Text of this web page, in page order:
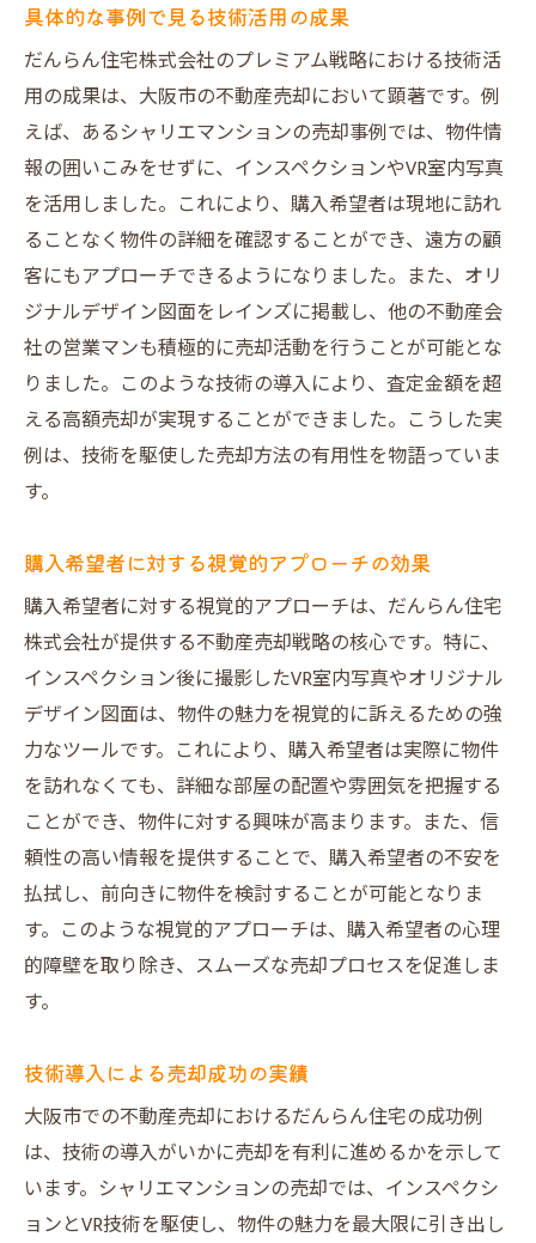
具体的な事例で見る技術活用の成果
だんらん住宅株式会社のプレミアム戦略における技術活
用の成果は、大阪市の不動産売却において顕著です。例
えば、あるシャリエマンションの売却事例では、物件情
報の囲いこみをせずに、インスペクションやVR室内写真
を活用しました。これにより、購入希望者は現地に訪れ
ることなく物件の詳細を確認することができ、遠方の顧
客にもアプローチできるようになりました。また、オリ
ジナルデザイン図面をレインズに掲載し、他の不動産会
社の営業マンも積極的に売却活動を行うことが可能とな
りました。このような技術の導入により、査定金額を超
える高額売却が実現することができました。こうした実
例は、技術を駆使した売却方法の有用性を物語っていま
す。
購入希望者に対する視覚的アプローチの効果
購入希望者に対する視覚的アプローチは、だんらん住宅
株式会社が提供する不動産売却戦略の核心です。特に、
インスペクション後に撮影したVR室内写真やオリジナル
デザイン図面は、物件の魅力を視覚的に訴えるための強
力なツールです。これにより、購入希望者は実際に物件
を訪れなくても、詳細な部屋の配置や雰囲気を把握する
ことができ、物件に対する興味が高まります。また、信
頼性の高い情報を提供することで、購入希望者の不安を
払拭し、前向きに物件を検討することが可能となりま
す。このような視覚的アプローチは、購入希望者の心理
的障壁を取り除き、スムーズな売却プロセスを促進しま
す。
技術導入による売却成功の実績
大阪市での不動産売却におけるだんらん住宅の成功例
は、技術の導入がいかに売却を有利に進めるかを示して
います。シャリエマンションの売却では、インスペクシ
ョンとVR技術を駆使し、物件の魅力を最大限に引き出し